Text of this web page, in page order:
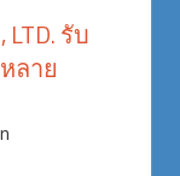
LTD. รับ
ลาย